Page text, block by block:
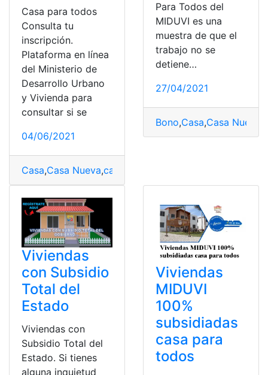
Casa para todos
Consulta tu
inscripción.
Plataforma en línea
del Ministerio de
Desarrollo Urbano
y Vivienda para
consultar si se
04/06/2021
Casa,Casa Nueva,casa para todos
Para Todos del
MIDUVI es una
muestra de que el
trabajo no se
detiene…
27/04/2021
Bono,Casa,Casa Nueva
Viviendas
con Subsidio
Total del
Estado
Viviendas con
Subsidio Total del
Estado. Si tienes
alguna inquietud
Viviendas
MIDUVI
100%
subsidiadas
casa para
todos